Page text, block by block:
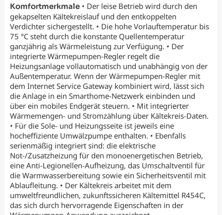
Komfortmerkmale • Der leise Betrieb wird durch den
gekapselten Kältekreislauf und den entkoppelten
Verdichter sichergestellt. • Die hohe Vorlauftemperatur bis
75 °C steht durch die konstante Quellentemperatur
ganzjährig als Wärmeleistung zur Verfügung. • Der
integrierte Wärmepumpen-Regler regelt die
Heizungsanlage vollautomatisch und unabhängig von der
Außentemperatur. Wenn der Wärmepumpen-Regler mit
dem Internet Service Gateway kombiniert wird, lässt sich
die Anlage in ein Smarthome-Netzwerk einbinden und
über ein mobiles Endgerät steuern. • Mit integrierter
Wärmemengen- und Stromzählung über Kältekreis-Daten.
• Für die Sole- und Heizungsseite ist jeweils eine
hocheffiziente Umwälzpumpe enthalten. • Ebenfalls
serienmäßig integriert sind: die elektrische
Not-/Zusatzheizung für den monoenergetischen Betrieb,
eine Anti-Legionellen-Aufheizung, das Umschaltventil für
die Warmwasserbereitung sowie ein Sicherheitsventil mit
Ablaufleitung. • Der Kältekreis arbeitet mit dem
umweltfreundlichen, zukunftssicheren Kältemittel R454C,
das sich durch hervorragende Eigenschaften in der